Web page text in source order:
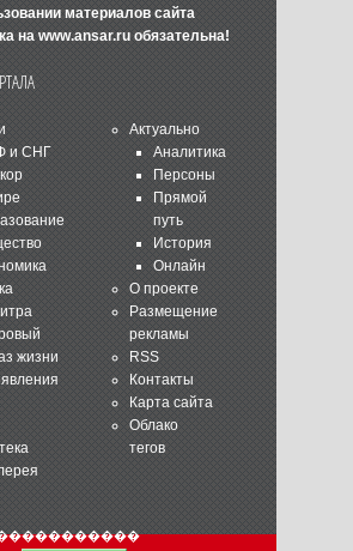
материалов сайта
на www.ansar.ruобязательна!
и СНГ
жизни
Актуально
Аналитика
Персоны
Прямой
путь
История
Онлайн
О проекте
Размещение
рекламы
RSS
Контакты
Карта сайта
Облако
тегов